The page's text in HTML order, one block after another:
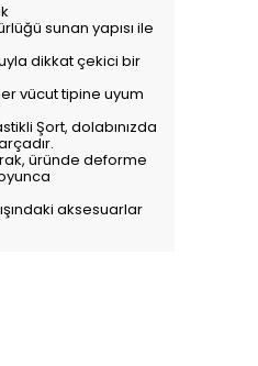
sunan yapısı ile
dikkat çekici bir
vücut tipine uyum
Şort, dolabınızda
üründe deforme
aksesuarlar